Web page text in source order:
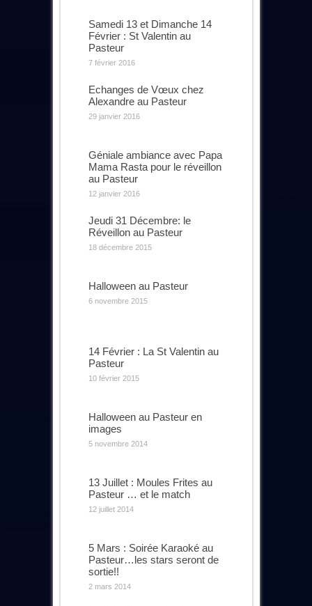
Samedi 13 et Dimanche 14
Février : St Valentin au
Pasteur
7 février 2016
Echanges de Vœux chez
Alexandre au Pasteur
29 janvier 2016
Géniale ambiance avec Papa
Mama Rasta pour le réveillon
au Pasteur
12 janvier 2016
Jeudi 31 Décembre: le
Réveillon au Pasteur
18 décembre 2015
Halloween au Pasteur
6 novembre 2015
14 Février : La St Valentin au
Pasteur
10 février 2015
Halloween au Pasteur en
images
5 novembre 2014
13 Juillet : Moules Frites au
Pasteur … et le match
12 juillet 2014
5 Mars : Soirée Karaoké au
Pasteur…les stars seront de
sortie!!
2 mars 2014